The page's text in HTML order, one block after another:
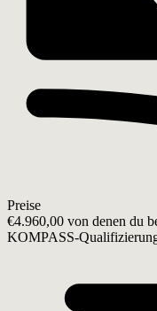
Preise
€4.960,00 von denen du
KOMPASS-